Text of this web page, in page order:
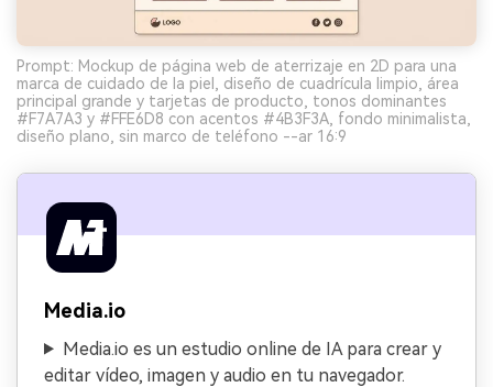
Prompt: Mockup de página web de aterrizaje en 2D para una
marca de cuidado de la piel, diseño de cuadrícula limpio, área
principal grande y tarjetas de producto, tonos dominantes
#F7A7A3 y #FFE6D8 con acentos #4B3F3A, fondo minimalista,
diseño plano, sin marco de teléfono --ar 16:9
Media.io
Media.io es un estudio online de IA para crear y
editar vídeo, imagen y audio en tu navegador.